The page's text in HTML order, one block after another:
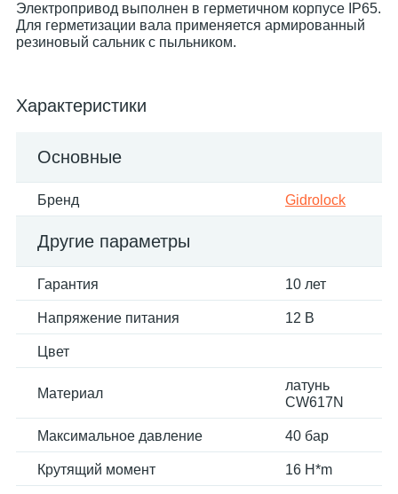
Электропривод выполнен в герметичном корпусе IP65.
Для герметизации вала применяется армированный
резиновый сальник с пыльником.
Характеристики
Основные
Бренд Gidrolock
Другие параметры
Гарантия 10 лет
Напряжение питания 12 В
Цвет
Материал
латунь
CW617N
Максимальное давление 40 бар
Крутящий момент 16 H*m